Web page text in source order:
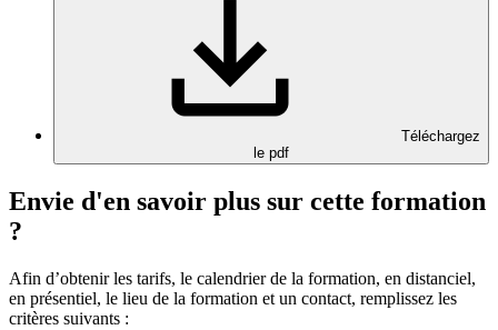
Téléchargez
le pdf
Envie d'en savoir plus sur cette formation
?
Afin d’obtenir les tarifs, le calendrier de la formation, en distanciel,
en présentiel, le lieu de la formation et un contact, remplissez les
critères suivants :